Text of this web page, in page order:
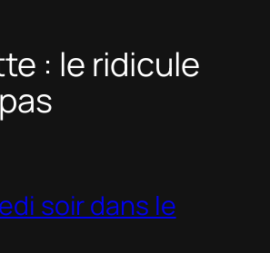
: le ridicule
soir dans le